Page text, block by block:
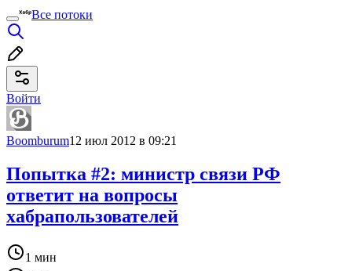
Все потоки
Войти
Boomburum12 июл 2012 в 09:21
Попытка #2: министр связи РФ
ответит на вопросы
хабрапользователей
1 мин